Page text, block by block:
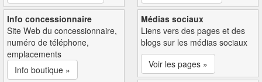
Info concessionnaire
Site Web du concessionnaire,
numéro de téléphone,
emplacements
Info boutique »
Médias sociaux
Liens vers des pages et des
blogs sur les médias sociaux
Voir les pages »